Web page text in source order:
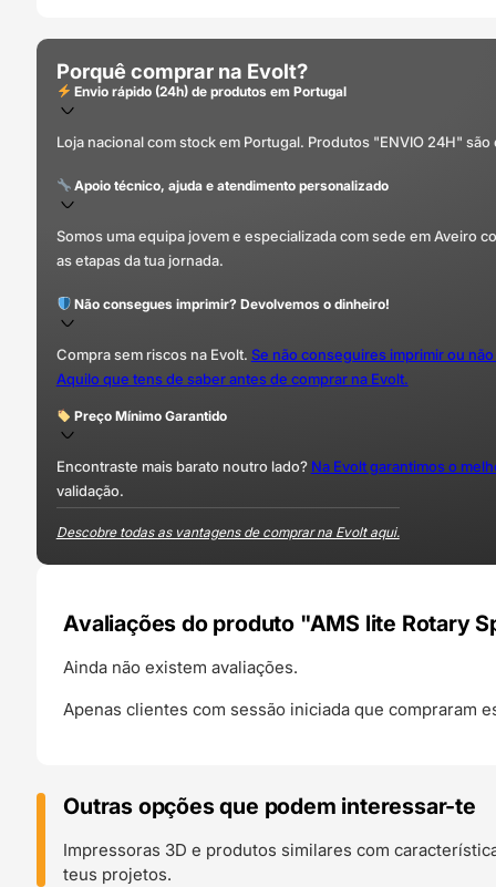
Porquê comprar na Evolt?
Envio rápido (24h) de produtos em Portugal
Loja nacional com stock em Portugal. Produtos "ENVIO 24H"
Apoio técnico, ajuda e atendimento personalizado
Somos uma equipa jovem e especializada com sede em Aveiro
as etapas da tua jornada.
Não consegues imprimir? Devolvemos o dinheiro!
Compra sem riscos na Evolt. Se não conseguires imprimir ou
Aquilo que tens de saber antes de comprar na Evolt.
Preço Mínimo Garantido
Encontraste mais barato noutro lado? Na Evolt garantimos o
validação.
Descobre todas as vantagens de comprar na Evolt aqui.
Avaliações do produto "AMS lite Rotary
Ainda não existem avaliações.
Apenas clientes com sessão iniciada que compraram
Outras opções que podem interessar-te
Impressoras 3D e produtos similares com
teus projetos.